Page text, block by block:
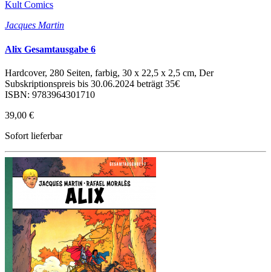
Kult Comics
Jacques Martin
Alix Gesamtausgabe 6
Hardcover, 280 Seiten, farbig, 30 x 22,5 x 2,5 cm, Der
Subskriptionspreis bis 30.06.2024 beträgt 35€
ISBN: 9783964301710
39,00 €
Sofort lieferbar